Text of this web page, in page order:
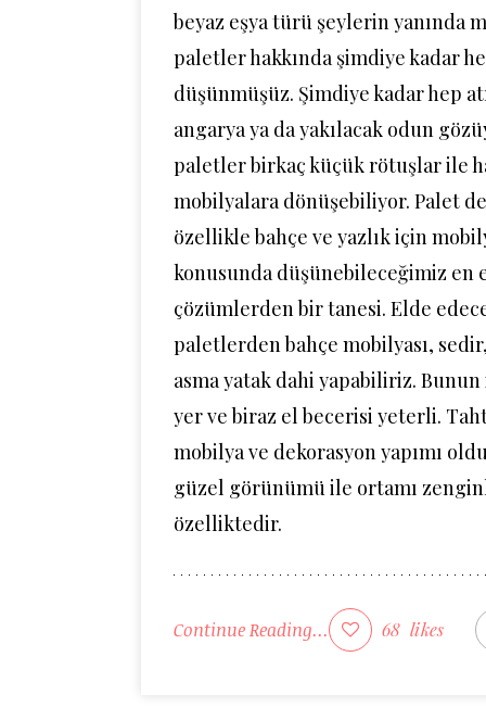
beyaz eşya türü şeylerin yanında
paletler hakkında şimdiye kadar
düşünmüşüz. Şimdiye kadar hep
angarya ya da yakılacak odun
paletler birkaç küçük rötuşlar ile
mobilyalara dönüşebiliyor. Palet
özellikle bahçe ve yazlık için
konusunda düşünebileceğimiz en
çözümlerden bir tanesi. Elde
paletlerden bahçe mobilyası,
asma yatak dahi yapabiliriz.
yer ve biraz el becerisi yeterli.
mobilya ve dekorasyon yapımı
güzel görünümü ile ortamı
özelliktedir.
Continue Reading... 68 likes